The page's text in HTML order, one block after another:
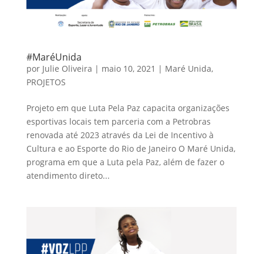
#MaréUnida
por Julie Oliveira | maio 10, 2021 | Maré Unida,
PROJETOS
Projeto em que Luta Pela Paz capacita organizações
esportivas locais tem parceria com a Petrobras
renovada até 2023 através da Lei de Incentivo à
Cultura e ao Esporte do Rio de Janeiro O Maré Unida,
programa em que a Luta pela Paz, além de fazer o
atendimento direto...